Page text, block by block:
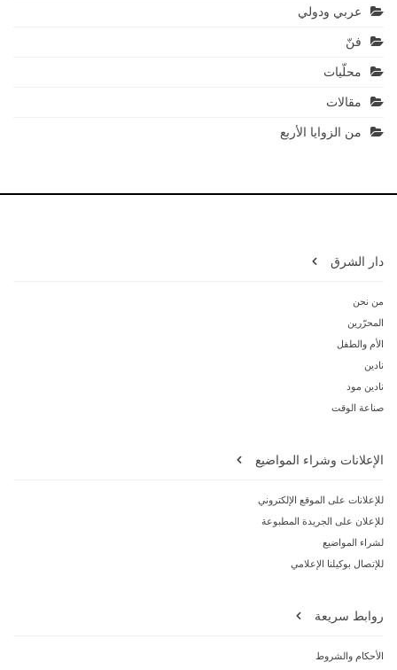
عربي ودولي
فنّ
محلّيات
مقالات
من الزوايا الأربع
دار الشرق
من نحن
المحرّرين
الأم والطفل
نادين
نادين مود
صناعة الوقت
الإعلانات وشراء المواضيع
للإعلانات على الموقع الإلكتروني
للإعلان على الجريدة المطبوعة
لشراء المواضيع
للإتصال بوكيلنا الإعلامي
روابط سريعة
الأحكام والشروط